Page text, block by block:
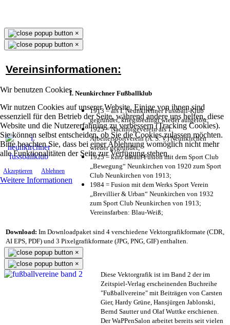
Wir benutzen Cookies
Wir nutzen Cookies auf unserer Website. Einige von ihnen sind
essenziell für den Betrieb der Seite, während andere uns helfen, diese
Website und die Nutzererfahrung zu verbessern (Tracking Cookies).
Sie können selbst entscheiden, ob Sie die Cookies zulassen möchten.
Bitte beachten Sie, dass bei einer Ablehnung womöglich nicht mehr
alle Funktionalitäten der Seite zur Verfügung stehen.
Akzeptieren Ablehnen
Weitere Informationen
×
×
Vereinsinformationen:
I. Neunkirchner Fußballklub
1913 = als I. Neunkirchner Fussball-Klub
gegründet, kriegsbedingt wieder aufgelöst;
1925 = Nachfolgeverein als 1.
Arbeitersportverein (A. S. V.) Neunkirchen
wieder gegründet;
1925 = kurz darauf Fusion mit dem Sport Club
„Bewegung“ Neunkirchen von 1920 zum Sport
Club Neunkirchen von 1913;
1984 = Fusion mit dem Werks Sport Verein
„Brevillier & Urban“ Neunkirchen von 1932
zum Sport Club Neunkirchen von 1913;
Vereinsfarben: Blau-Weiß;
Download: Im Downloadpaket sind 4 verschiedene Vektorgrafikformate (CDR,
AI EPS, PDF) und 3 Pixelgrafikformate (JPG, PNG, GIF) enthalten.
×
×
Diese Vektorgrafik ist im Band 2 der im
Zeitspiel-Verlag erscheinenden Buchreihe
"Fußballvereine" mit Beiträgen von Carsten
Gier, Hardy Grüne, Hansjürgen Jablonski,
Bernd Sautter und Olaf Wuttke erschienen.
Der WaPPenSalon arbeitet bereits seit vielen